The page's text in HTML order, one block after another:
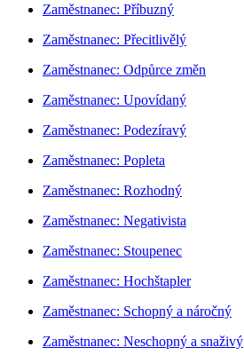
Zaměstnanec: Příbuzný
Zaměstnanec: Přecitlivělý
Zaměstnanec: Odpůrce změn
Zaměstnanec: Upovídaný
Zaměstnanec: Podezíravý
Zaměstnanec: Popleta
Zaměstnanec: Rozhodný
Zaměstnanec: Negativista
Zaměstnanec: Stoupenec
Zaměstnanec: Hochštapler
Zaměstnanec: Schopný a náročný
Zaměstnanec: Neschopný a snaživý